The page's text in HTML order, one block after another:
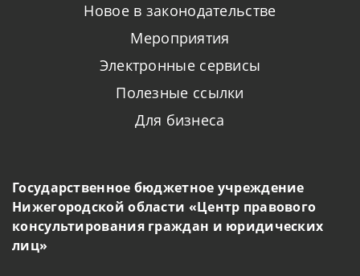
Новое в законодательстве
Мероприятия
Электронные сервисы
Полезные ссылки
Для бизнеса
Государственное бюджетное учреждение
Нижегородской области «Центр правового
консультирования граждан и юридических
лиц»